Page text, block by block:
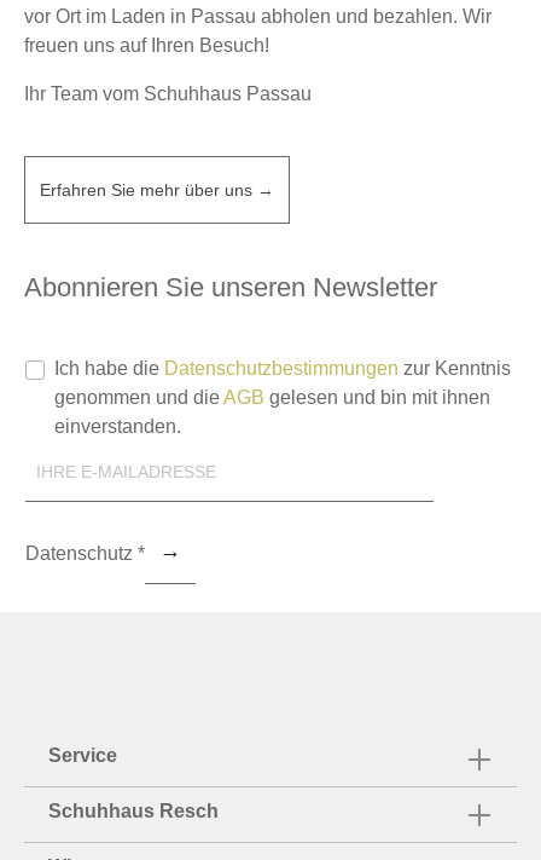
vor Ort im Laden in Passau abholen und bezahlen. Wir
freuen uns auf Ihren Besuch!
Ihr Team vom Schuhhaus Passau
Erfahren Sie mehr über uns →
Abonnieren Sie unseren Newsletter
Datenschutz *
Ich habe die Datenschutzbestimmungen zur Kenntnis
genommen und dieAGB gelesen und bin mit ihnen
einverstanden.
Service
Schuhhaus Resch